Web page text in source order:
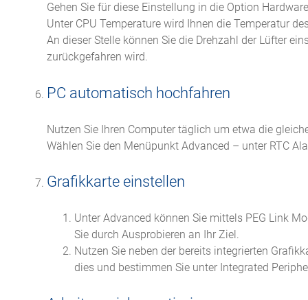
Gehen Sie für diese Einstellung in die Option
Unter CPU Temperature wird Ihnen die Temperatur
An dieser Stelle können Sie die Drehzahl der Lüfter
zurückgefahren wird.
PC automatisch hochfahren
Nutzen Sie Ihren Computer täglich um etwa die
Wählen Sie den Menüpunkt Advanced – unter RTC
Grafikkarte einstellen
Unter Advanced können Sie mittels PEG Link
Sie durch Ausprobieren an Ihr Ziel.
Nutzen Sie neben der bereits integrierten
dies und bestimmen Sie unter Integrated